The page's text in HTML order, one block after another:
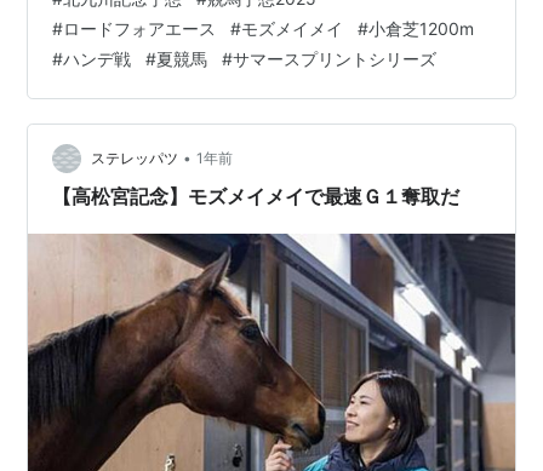
き、凹んでいますが、今日は気持ちを切り替えて、JRA
公式出馬表を使って予想に臨みます！ 🐎 出馬表からの注
目馬（11:01時点） 馬番15：ロードフォアエース（1番人
気）今回はハンデも手頃、実力馬の軸として信頼。 馬番
17：キタノエクスプレス（4番人気）スタート速くて小倉
適性あり。…
#ロードフォアエース #モズメイメイ #小倉芝1200m
#ハンデ戦 #夏競馬 #サマースプリントシリーズ
ステレッパツ • 1年前
【高松宮記念】モズメイメイで最速Ｇ１奪取だ